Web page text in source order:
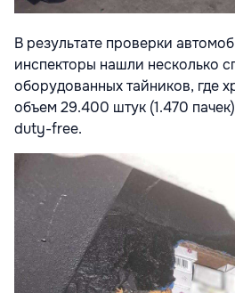
В результате проверки
инспекторы нашли несколько
оборудованных тайников, где
объем 29.400 штук (1.470
duty-free.